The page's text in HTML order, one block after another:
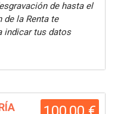
de hasta el
de la Renta te
indicar tus datos